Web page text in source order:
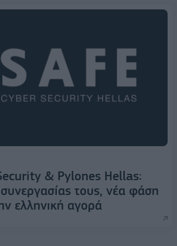
& Pylones Hellas:
τους, νέα φάση
ελληνική αγορά